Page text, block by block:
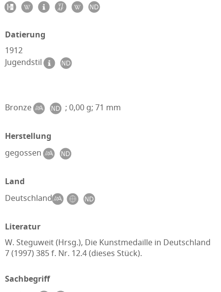
Datierung
1912
Jugendstil
Bronze ; 0,00 g; 71 mm
Herstellung
gegossen
Land
Deutschland
Literatur
W. Steguweit (Hrsg.), Die Kunstmedaille in Deutschland
7 (1997) 385 f. Nr. 12.4 (dieses Stück).
Sachbegriff